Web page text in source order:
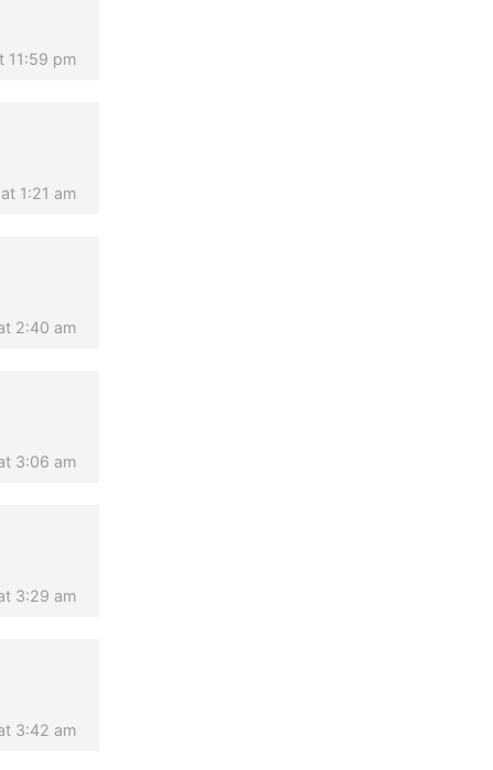
11:59 pm
1:21 am
2:40 am
3:06 am
3:29 am
3:42 am